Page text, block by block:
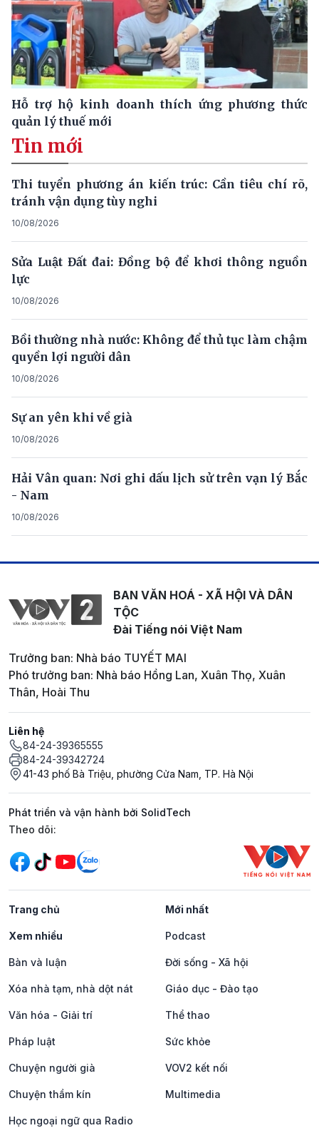
Hỗ trợ hộ kinh doanh thích ứng phương thức
quản lý thuế mới
Tin mới
Thi tuyển phương án kiến trúc: Cần tiêu chí rõ,
tránh vận dụng tùy nghi
10/08/2026
Sửa Luật Đất đai: Đồng bộ để khơi thông nguồn
lực
10/08/2026
Bồi thường nhà nước: Không để thủ tục làm chậm
quyền lợi người dân
10/08/2026
Sự an yên khi về già
10/08/2026
Hải Vân quan: Nơi ghi dấu lịch sử trên vạn lý Bắc
- Nam
10/08/2026
BAN VĂN HOÁ - XÃ HỘI VÀ DÂN
TỘC
Đài Tiếng nói Việt Nam
Trưởng ban: Nhà báo TUYẾT MAI
Phó trưởng ban: Nhà báo Hồng Lan, Xuân Thọ, Xuân
Thân, Hoài Thu
Liên hệ
84-24-39365555
84-24-39342724
41-43 phố Bà Triệu, phường Cửa Nam, TP. Hà Nội
Phát triển và vận hành bởi SolidTech
Mạng xã hội
Theo dõi:
Trang chủ Mới nhất
Xem nhiều Podcast
Bàn và luận Đời sống - Xã hội
Xóa nhà tạm, nhà dột nát Giáo dục - Đào tạo
Văn hóa - Giải trí Thể thao
Pháp luật Sức khỏe
Chuyện người già VOV2 kết nối
Chuyện thầm kín Multimedia
Học ngoại ngữ qua Radio